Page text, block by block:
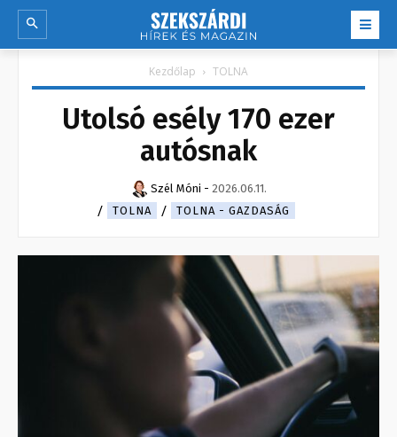
Kezdőlap TOLNA
Utolsó esély 170 ezer
autósnak
Szél Móni - 2026.06.11.
TOLNA
TOLNA - GAZDASÁG